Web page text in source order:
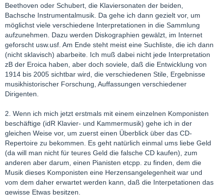
Beethoven oder Schubert, die Klaviersonaten der beiden,
Bachsche Instrumentalmusik. Da gehe ich dann gezielt vor, um
möglichst viele verschiedene Interpretationen in die Sammlung
aufzunehmen. Dazu werden Diskographien gewälzt, im Internet
geforscht usw.usf. Am Ende steht meist eine Suchliste, die ich dann
(nicht sklavisch) abarbeite. Ich muß dabei nicht jede Interpretation
zB der Eroica haben, aber doch soviele, daß die Entwicklung von
1914 bis 2005 sichtbar wird, die verschiedenen Stile, Ergebnisse
musikhistorischer Forschung, Auffassungen verschiedener
Dirigenten.
2. Wenn ich mich jetzt erstmals mit einem einzelnen Komponisten
beschäftige (idR Klavier- und Kammermusik) gehe ich in der
gleichen Weise vor, um zuerst einen Überblick über das CD-
Repertoire zu bekommen. Es geht natürlich einmal ums liebe Geld
(da will man nicht für teures Geld die falsche CD kaufen), zum
anderen aber darum, einen Pianisten etcpp. zu finden, dem die
Musik dieses Komponisten eine Herzensangelegenheit war und
vom dem daher erwartet werden kann, daß die Interpetationen das
gewisse Etwas besitzen.